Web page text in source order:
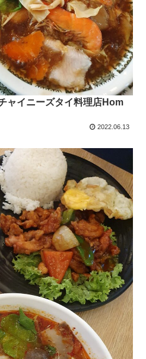
ャイニーズタイ料理店Hom
2022.06.13